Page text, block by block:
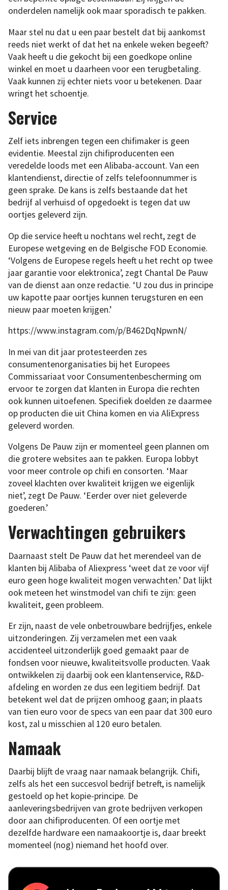
onderdelen namelijk ook maar sporadisch te pakken.
Maar stel nu dat u een paar bestelt dat bij aankomst
reeds niet werkt of dat het na enkele weken begeeft?
Vaak heeft u die gekocht bij een goedkope online
winkel en moet u daarheen voor een terugbetaling.
Vaak kunnen zij echter niets voor u betekenen. Daar
wringt het schoentje.
Service
Zelf iets inbrengen tegen een chifimaker is geen
evidentie. Meestal zijn chifiproducenten een
veredelde loods met een Alibaba-account. Van een
klantendienst, directie of zelfs telefoonnummer is
geen sprake. De kans is zelfs bestaande dat het
bedrijf al verhuisd of opgedoekt is tegen dat uw
oortjes geleverd zijn.
Op die service heeft u nochtans wel recht, zegt de
Europese wetgeving en de Belgische FOD Economie.
‘Volgens de Europese regels heeft u het recht op twee
jaar garantie voor elektronica’, zegt Chantal De Pauw
van de dienst aan onze redactie. ‘U zou dus in principe
uw kapotte paar oortjes kunnen terugsturen en een
nieuw paar moeten krijgen.’
https://www.instagram.com/p/B462DqNpwnN/
In mei van dit jaar protesteerden zes
consumentenorganisaties bij het Europees
Commissariaat voor Consumentenbescherming om
ervoor te zorgen dat klanten in Europa die rechten
ook kunnen uitoefenen. Specifiek doelden ze daarmee
op producten die uit China komen en via AliExpress
geleverd worden.
Volgens De Pauw zijn er momenteel geen plannen om
die grotere websites aan te pakken. Europa lobbyt
voor meer controle op chifi en consorten. ‘Maar
zoveel klachten over kwaliteit krijgen we eigenlijk
niet’, zegt De Pauw. ‘Eerder over niet geleverde
goederen.’
Verwachtingen gebruikers
Daarnaast stelt De Pauw dat het merendeel van de
klanten bij Alibaba of Aliexpress ‘weet dat ze voor vijf
euro geen hoge kwaliteit mogen verwachten.’ Dat lijkt
ook meteen het winstmodel van chifi te zijn: geen
kwaliteit, geen probleem.
Er zijn, naast de vele onbetrouwbare bedrijfjes, enkele
uitzonderingen. Zij verzamelen met een vaak
accidenteel uitzonderlijk goed gemaakt paar de
fondsen voor nieuwe, kwaliteitsvolle producten. Vaak
ontwikkelen zij daarbij ook een klantenservice, R&D-
afdeling en worden ze dus een legitiem bedrijf. Dat
betekent wel dat de prijzen omhoog gaan; in plaats
van tien euro voor de specs van een paar dat 300 euro
kost, zal u misschien al 120 euro betalen.
Namaak
Daarbij blijft de vraag naar namaak belangrijk. Chifi,
zelfs als het een succesvol bedrijf betreft, is namelijk
gestoeld op het kopie-principe. De
aanleveringsbedrijven van grote bedrijven verkopen
door aan chifiproducenten. Of een oortje met
dezelfde hardware een namaakoortje is, daar breekt
momenteel (nog) niemand het hoofd over.